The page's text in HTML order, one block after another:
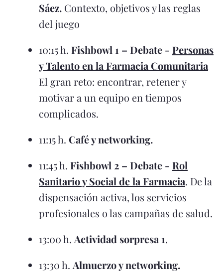
Sáez. Contexto, objetivos y las reglas
del juego
10:15 h. Fishbowl 1 – Debate - Personas
y Talento en la Farmacia Comunitaria
El gran reto: encontrar, retener y
motivar a un equipo en tiempos
complicados.
11:15 h. Café y networking.
11:45 h. Fishbowl 2 – Debate - Rol
Sanitario y Social de la Farmacia. De la
dispensación activa, los servicios
profesionales o las campañas de salud.
13:00 h. Actividad sorpresa 1.
13:30 h. Almuerzo y networking.